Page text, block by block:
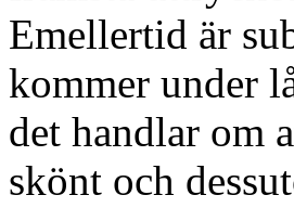
Emellertid är
kommer under
det handlar om
skönt och